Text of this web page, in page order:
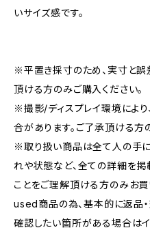
いサイズ感です。
※平置き採寸のため、実寸と誤
頂ける方のみご購入ください。
※撮影/ディスプレイ環境によ
合があります。ご了承頂ける方
※取り扱い商品は全て人の手
れや状態など、全ての詳細を
ことをご理解頂ける方のみお買
used商品の為、基本的に返品・
確認したい箇所がある場合は